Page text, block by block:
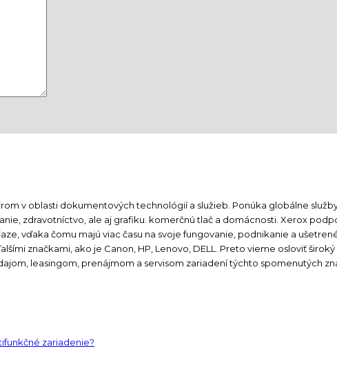
v oblasti dokumentových technológií a služieb. Ponúka globálne
zdravotníctvo, ale aj grafiku. komerčnú tlač a domácnosti. Xerox
vďaka čomu majú viac času na svoje fungovanie, podnikanie a
značkami, ako je Canon, HP, Lenovo, DELL. Preto vieme osloviť
leasingom, prenájmom a servisom zariadení týchto spomenutých
zariadenie?